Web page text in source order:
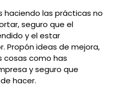
haciendo las prácticas no
seguro que el
y el estar
Propón ideas de mejora,
cosas como has
y seguro que
hacer.